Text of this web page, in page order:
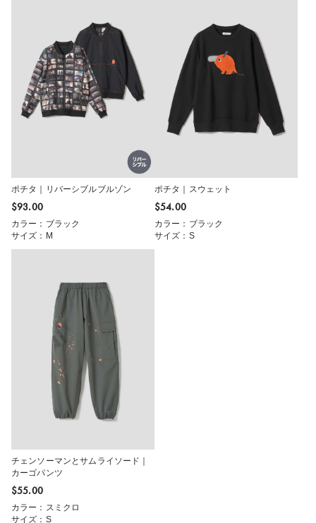
ポチタ｜リバーシブルブルゾン
$‌93.00
カラー：ブラック
サイズ：M
ポチタ｜スウェット
$‌54.00
カラー：ブラック
サイズ：S
チェンソーマンとサムライソード｜
カーゴパンツ
$‌55.00
カラー：スミクロ
サイズ：S